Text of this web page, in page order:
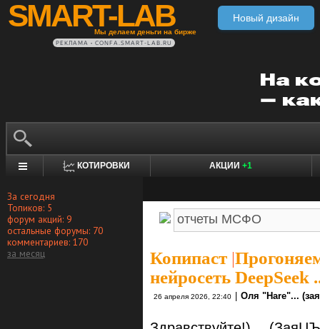
SMART-LAB
Мы делаем деньги на бирже
Новый дизайн
РЕКЛАМА • CONFA.SMART-LAB.RU
КОТИРОВКИ АКЦИИ +1
За сегодня
Топиков: 5
форум акций: 9
остальные форумы: 70
комментариев: 170
за месяц
Копипаст |
нейросеть DeepSeek
26 апреля 2026, 22:40 Оля "Hare"...